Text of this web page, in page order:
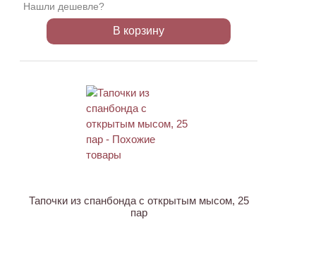
Нашли дешевле?
В корзину
Тапочки из спанбонда с открытым мысом, 25
пар